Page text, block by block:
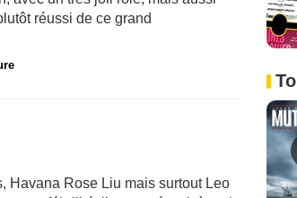
réussi de ce grand
Havana Rose Liu mais surtout Leo